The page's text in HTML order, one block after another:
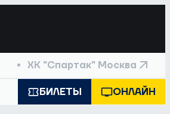
ХК "Спартак" Москва
БИЛЕТЫ ОНЛАЙН